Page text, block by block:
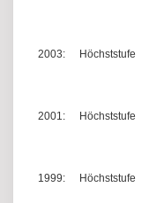
2003: Höchststufe
2001: Höchststufe
1999: Höchststufe